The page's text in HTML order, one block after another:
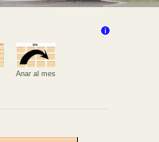
Anar al mes